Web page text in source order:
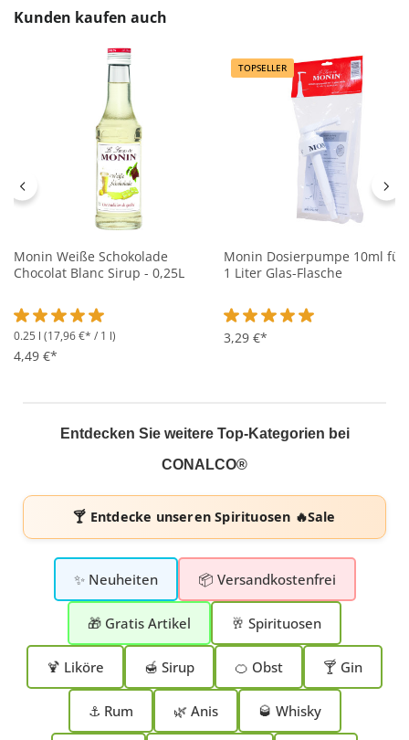
Produktgalerie überspringen
Kunden kaufen auch
Monin Weiße Schokolade
Chocolat Blanc Sirup - 0,25L
Durchschnittliche Bewertung von 5 von 5 Sternen
0.25 l (17,96 €* / 1 l)
4,49 €*
TOPSELLER
Monin Dosierpumpe 10ml für
1 Liter Glas-Flasche
Durchschnittliche
3,29 €*
Entdecken Sie weitere Top-Kategorien bei
CONALCO®
🍸 Entdecke unserenSpirituosen 🔥Sale
✨ Neuheiten 📦 Versandkostenfrei
🎁 Gratis Artikel 🥂 Spirituosen
🍹 Liköre 🍯 Sirup 🍊 Obst 🍸 Gin
⚓ Rum 🌿 Anis 🥃 Whisky